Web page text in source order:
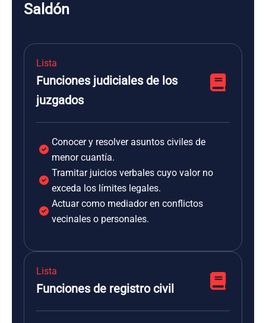
Saldón
Lista
Funciones judiciales de los
juzgados
Conocer y resolver asuntos civiles de
menor cuantía.
Tramitar juicios verbales cuyo valor no
exceda los límites legales.
Actuar como mediador en conflictos
vecinales o personales.
Lista
Funciones de registro civil